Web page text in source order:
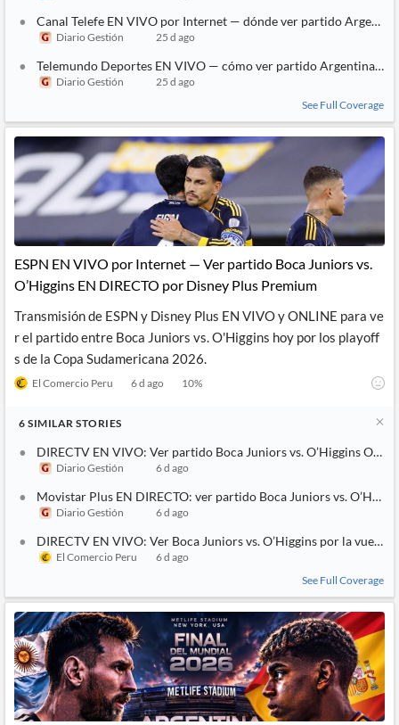
Canal Telefe EN VIVO por Internet — dónde ver partido
Diario Gestión 25 d ago
Telemundo Deportes EN VIVO — cómo ver partido Argentina vs.
Diario Gestión
25 d ago
See Full Coverage
ESPN EN VIVO por Internet — Ver partido Boca Juniors vs.
O’Higgins EN DIRECTO por Disney Plus Premium
Transmisión de ESPN y Disney Plus EN VIVO y ONLINE para ve
r el partido entre Boca Juniors vs. O'Higgins hoy por los playoff
s de la Copa Sudamericana 2026.
El Comercio Peru 6 d ago 10%
6 SIMILAR STORIES
DIRECTV EN VIVO: Ver partido Boca Juniors vs. O’Higgins
Diario Gestión 6 d ago
Movistar Plus EN DIRECTO: ver partido Boca Juniors vs.
Diario Gestión 6 d ago
DIRECTV EN VIVO: Ver Boca Juniors vs. O’Higgins por la vuelta
El Comercio Peru
6 d ago
See Full Coverage